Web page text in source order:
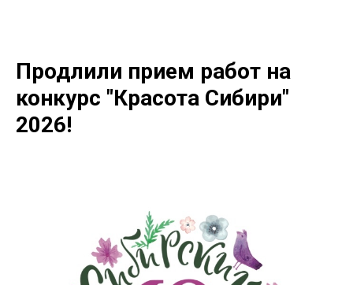
Продлили прием работ на
конкурс "Красота Сибири"
2026!